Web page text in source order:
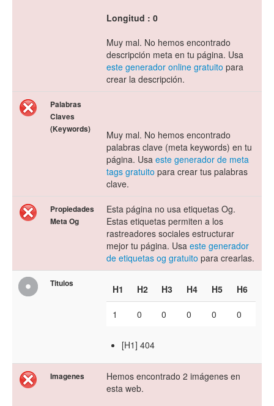
Longitud : 0
Muy mal. No hemos encontrado
descripción meta en tu página. Usa
este generador online gratuito para
crear la descripción.
Palabras
Claves
(Keywords)
Muy mal. No hemos encontrado
palabras clave (meta keywords) en tu
página. Usa este generador de meta
tags gratuito para crear tus palabras
clave.
Propiedades
Meta Og
Esta página no usa etiquetas Og.
Estas etiquetas permiten a los
rastreadores sociales estructurar
mejor tu página. Usa este generador
de etiquetas og gratuito para crearlas.
Titulos H1 H2 H3 H4 H5 H6
1 0 0 0 0 0
[H1] 404
Imagenes
Hemos encontrado 2 imágenes en
esta web.